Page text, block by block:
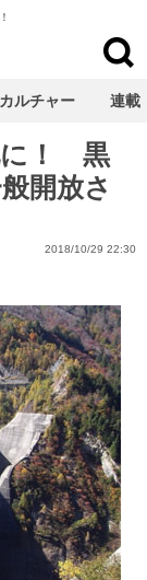
に！ 黒
開放さ
2018/10/29 22:30
カルチャー 連載